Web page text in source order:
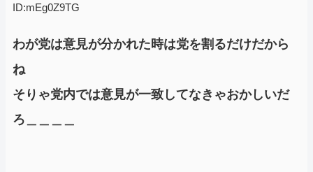
ID:mEg0Z9TG
わが党は意見が分かれた時は党を割るだけだから
ね
そりゃ党内では意見が一致してなきゃおかしいだ
ろ＿＿＿＿